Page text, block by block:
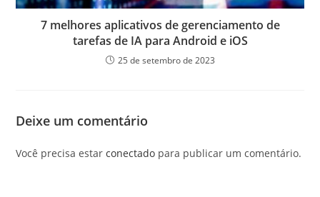
7 melhores aplicativos de gerenciamento de
tarefas de IA para Android e iOS
25 de setembro de 2023
Deixe um comentário
Você precisa estarconectado para publicar um comentário.